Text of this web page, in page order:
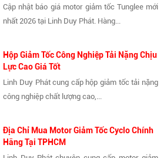
Cập nhật báo giá motor giảm tốc Tunglee mới
nhất 2026 tại Linh Duy Phát. Hàng...
Hộp Giảm Tốc Công Nghiệp Tải Nặng Chịu
Lực Cao Giá Tốt
Linh Duy Phát cung cấp hộp giảm tốc tải nặng
công nghiệp chất lượng cao,...
Địa Chỉ Mua Motor Giảm Tốc Cyclo Chính
Hãng Tại TPHCM